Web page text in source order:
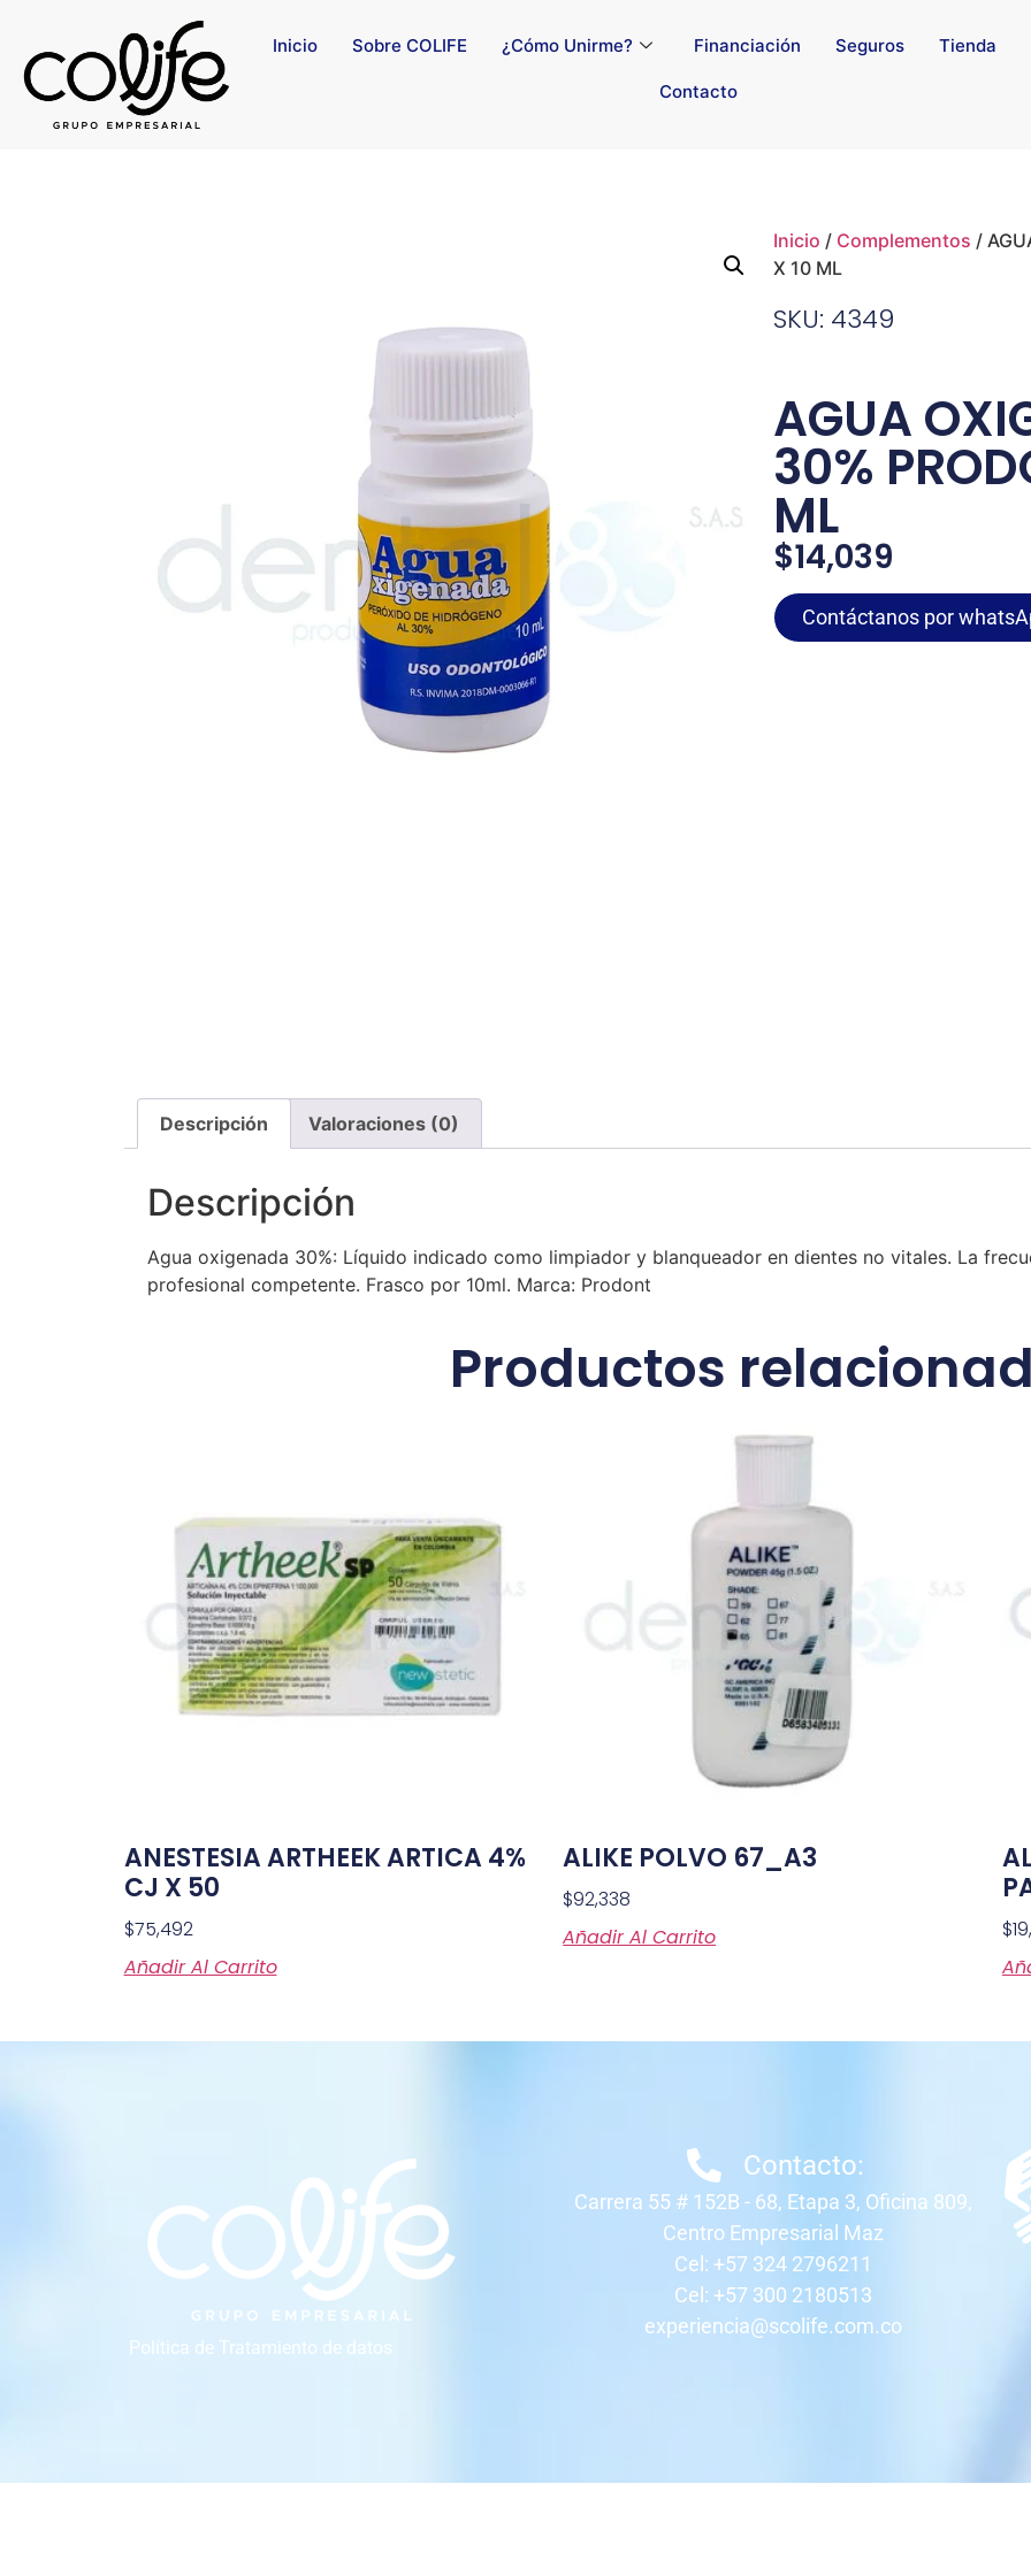
Inicio Sobre COLIFE ¿Cómo Unirme? Financiación Seguros Tienda
Contacto
Inicio / Complementos /
X 10 ML
SKU: 4349
AGUA
30%
ML
$14,039
Contáctanos por
Descripción Valoraciones (0)
Descripción
Agua oxigenada 30%: Líquido indicado como limpiador y blanqueador en dientes no vitales. La
profesional competente. Frasco por 10ml. Marca: Prodont
Productos
ANESTESIA ARTHEEK ARTICA 4%
CJ X 50
$75,492
Añadir Al Carrito
ALIKE POLVO 67_A3
$92,338
Añadir Al Carrito
$
Política de Tratamiento de datos
Contacto:
Carrera 55 # 152B - 68, Etapa 3, Oficina 809,
Centro Empresarial Maz
Cel: +57 324 2796211
Cel: +57 300 2180513
experiencia@scolife.com.co